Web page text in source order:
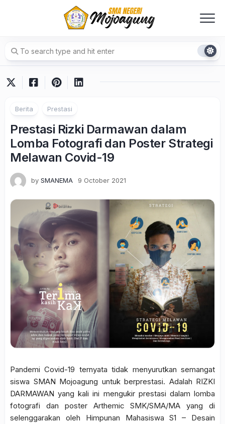
Berita Prestasi
Prestasi Rizki Darmawan dalam
Lomba Fotografi dan Poster Strategi
Melawan Covid-19
by SMANEMA 9 October 2021
Pandemi Covid-19 ternyata tidak menyurutkan semangat
siswa SMAN Mojoagung untuk berprestasi. Adalah RIZKI
DARMAWAN yang kali ini mengukir prestasi dalam lomba
fotografi dan poster Arthemic SMK/SMA/MA yang di
selenggarakan oleh Himpunan Mahasiswa S1 – Desain